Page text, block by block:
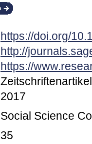
https://doi.org/
http://
https://
Zeitschriftenartikel
2017
Social Science
35